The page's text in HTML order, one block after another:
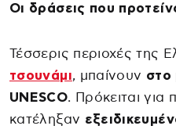
Οι δράσεις που
Τέσσερις περιοχές της
τσουνάμι, μπαίνουν στο
UNESCO. Πρόκειται για
κατέληξαν